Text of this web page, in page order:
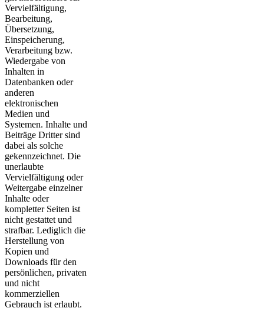
Vervielfältigung,
Bearbeitung,
Übersetzung,
Einspeicherung,
Verarbeitung bzw.
Wiedergabe von
Inhalten in
Datenbanken oder
anderen
elektronischen
Medien und
Systemen. Inhalte und
Beiträge Dritter sind
dabei als solche
gekennzeichnet. Die
unerlaubte
Vervielfältigung oder
Weitergabe einzelner
Inhalte oder
kompletter Seiten ist
nicht gestattet und
strafbar. Lediglich die
Herstellung von
Kopien und
Downloads für den
persönlichen, privaten
und nicht
kommerziellen
Gebrauch ist erlaubt.